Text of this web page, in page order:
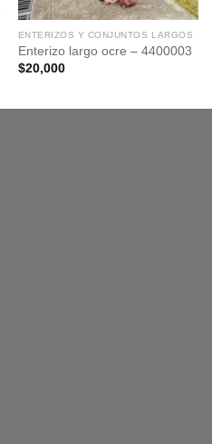
ENTERIZOS Y CONJUNTOS LARGOS
Enterizo largo ocre – 4400003
$20,000